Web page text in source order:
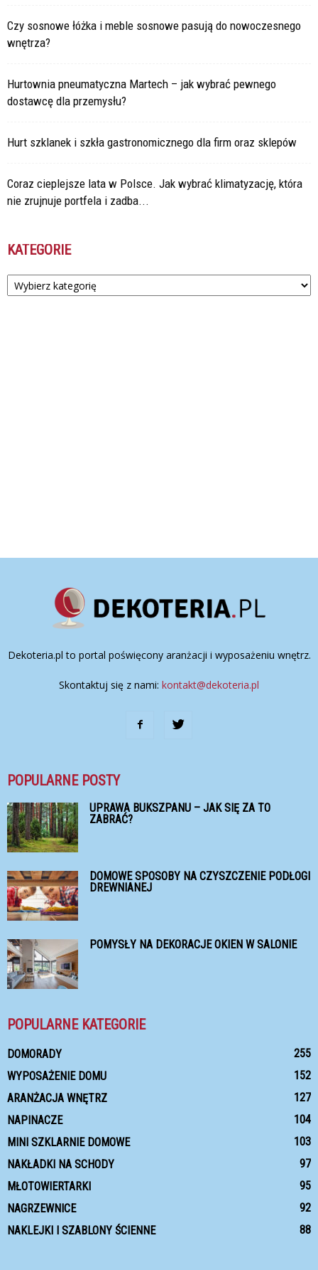
Czy sosnowe łóżka i meble sosnowe pasują do nowoczesnego
wnętrza?
Hurtownia pneumatyczna Martech – jak wybrać pewnego
dostawcę dla przemysłu?
Hurt szklanek i szkła gastronomicznego dla firm oraz sklepów
Coraz cieplejsze lata w Polsce. Jak wybrać klimatyzację, która
nie zrujnuje portfela i zadba...
KATEGORIE
Kategorie
Dekoteria.pl to portal poświęcony aranżacji i wyposażeniu wnętrz.
Skontaktuj się z nami: kontakt@dekoteria.pl
POPULARNE POSTY
UPRAWA BUKSZPANU – JAK SIĘ ZA TO
ZABRAĆ?
DOMOWE SPOSOBY NA CZYSZCZENIE PODŁOGI
DREWNIANEJ
POMYSŁY NA DEKORACJE OKIEN W SALONIE
POPULARNE KATEGORIE
DOMORADY
255
WYPOSAŻENIE DOMU
152
ARANŻACJA WNĘTRZ
127
NAPINACZE
104
MINI SZKLARNIE DOMOWE
103
NAKŁADKI NA SCHODY
97
MŁOTOWIERTARKI
95
NAGRZEWNICE
92
NAKLEJKI I SZABLONY ŚCIENNE
88